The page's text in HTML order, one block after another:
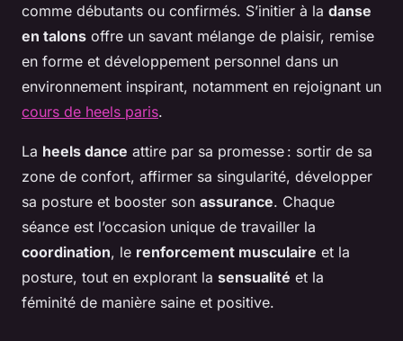
comme débutants ou confirmés. S’initier à la danse
en talons offre un savant mélange de plaisir, remise
en forme et développement personnel dans un
environnement inspirant, notamment en rejoignant un
cours de heels paris.
La heels dance attire par sa promesse : sortir de sa
zone de confort, affirmer sa singularité, développer
sa posture et booster son assurance. Chaque
séance est l’occasion unique de travailler la
coordination, le renforcement musculaire et la
posture, tout en explorant la sensualité et la
féminité de manière saine et positive.